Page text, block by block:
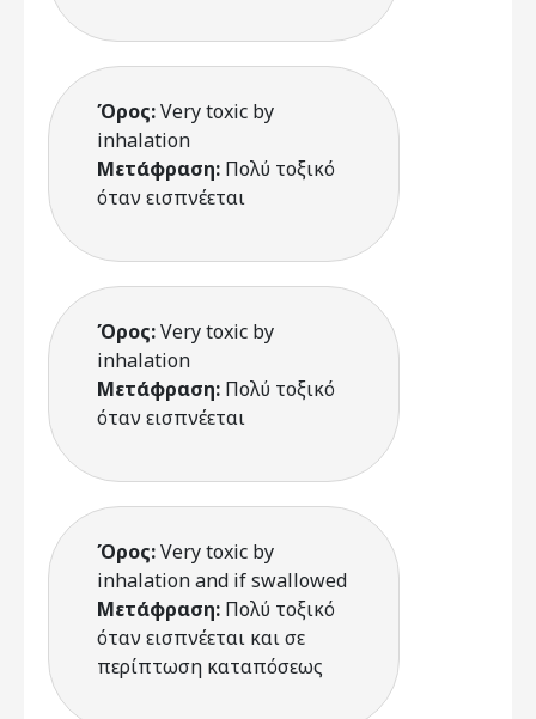
Όρος:Very toxic by
inhalation
Μετάφραση: Πολύ τοξικό
όταν εισπνέεται
Όρος:Very toxic by
inhalation
Μετάφραση: Πολύ τοξικό
όταν εισπνέεται
Όρος:Very toxic by
inhalation and if swallowed
Μετάφραση: Πολύ τοξικό
όταν εισπνέεται και σε
περίπτωση καταπόσεως